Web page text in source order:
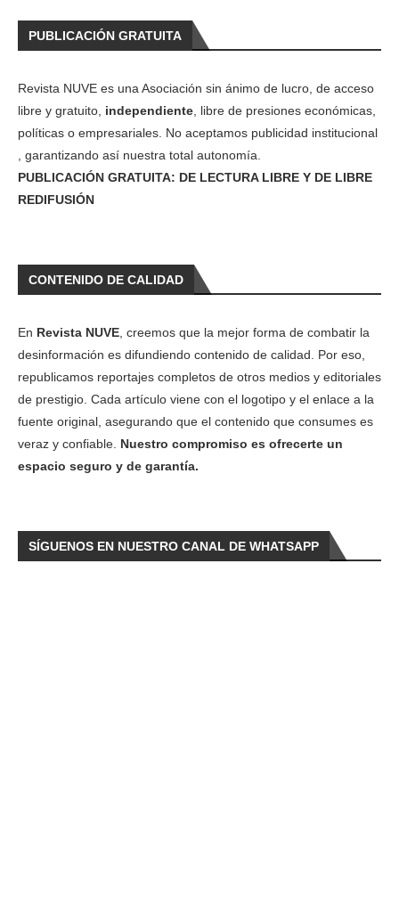
PUBLICACIÓN GRATUITA
Revista NUVE es una Asociación sin ánimo de lucro, de acceso
libre y gratuito, independiente , libre de presiones económicas,
políticas o empresariales. No aceptamos publicidad institucional
, garantizando así nuestra total autonomía.
PUBLICACIÓN GRATUITA: DE LECTURA LIBRE Y DE LIBRE
REDIFUSIÓN
CONTENIDO DE CALIDAD
En Revista NUVE , creemos que la mejor forma de combatir la
desinformación es difundiendo contenido de calidad. Por eso,
republicamos reportajes completos de otros medios y editoriales
de prestigio. Cada artículo viene con el logotipo y el enlace a la
fuente original, asegurando que el contenido que consumes es
veraz y confiable. Nuestro compromiso es ofrecerte un
espacio seguro y de garantía.
SÍGUENOS EN NUESTRO CANAL DE WHATSAPP